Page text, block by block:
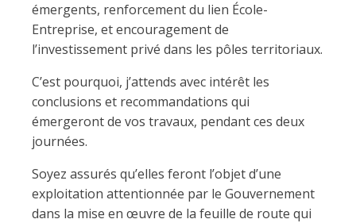
émergents, renforcement du lien École-
Entreprise, et encouragement de
l’investissement privé dans les pôles territoriaux.
C’est pourquoi, j’attends avec intérêt les
conclusions et recommandations qui
émergeront de vos travaux, pendant ces deux
journées.
Soyez assurés qu’elles feront l’objet d’une
exploitation attentionnée par le Gouvernement
dans la mise en œuvre de la feuille de route qui